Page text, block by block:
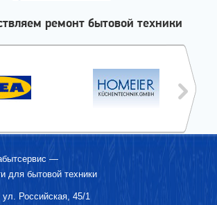
ремонт бытовой техники
—
для бытовой техники
ул. Российская, 45/1